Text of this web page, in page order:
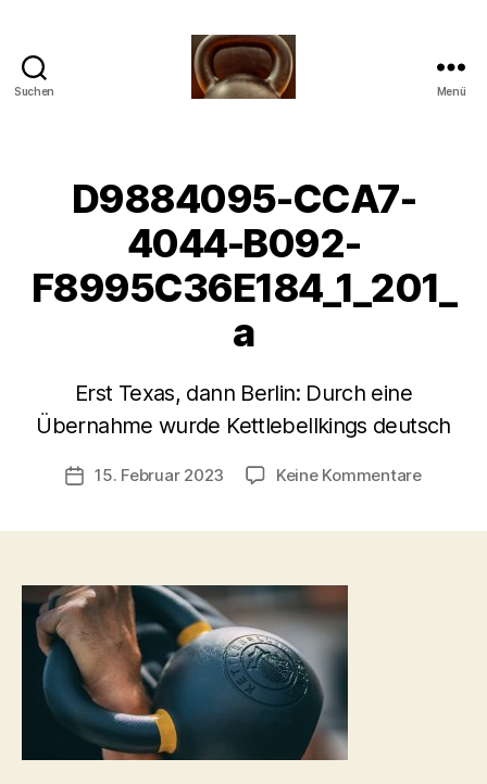
Suchen
der
Kettlebell
Menü
D9884095-CCA7-
4044-B092-
F8995C36E184_1_201_
a
Erst Texas, dann Berlin: Durch eine
Übernahme wurde Kettlebellkings deutsch
Beitragsautor
n
b
-
c
o
n
Beitragsdatum
15. Februar 2023 Keine Kommentarezu